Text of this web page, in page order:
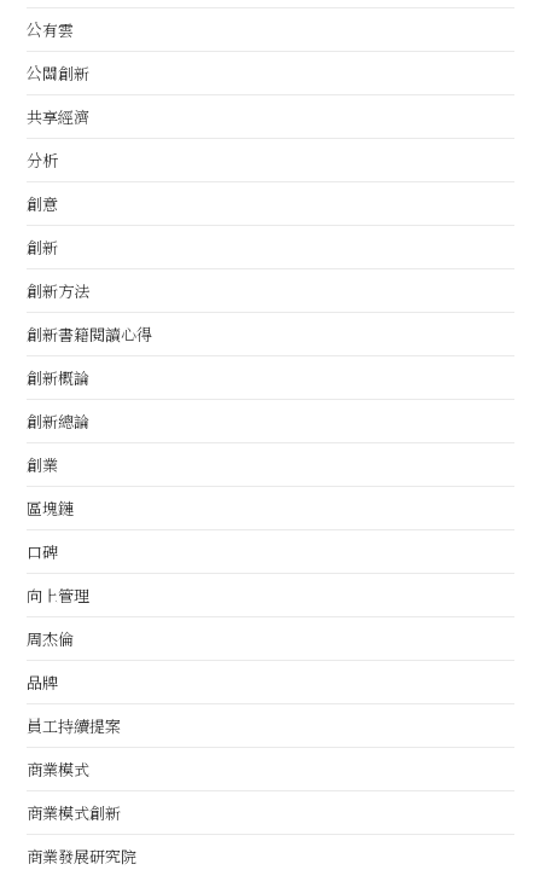
公有雲
公關創新
共享經濟
分析
創意
創新
創新方法
創新書籍閱讀心得
創新概論
創新總論
創業
區塊鏈
口碑
向上管理
周杰倫
品牌
員工持續提案
商業模式
商業模式創新
商業發展研究院